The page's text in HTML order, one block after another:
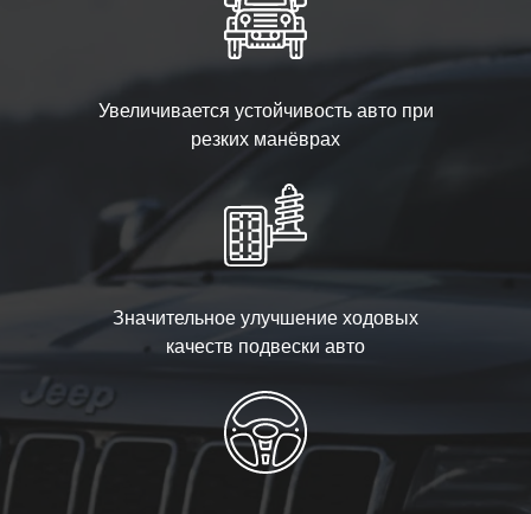
Увеличивается устойчивость авто при
резких манёврах
Значительное улучшение ходовых
качеств подвески авто